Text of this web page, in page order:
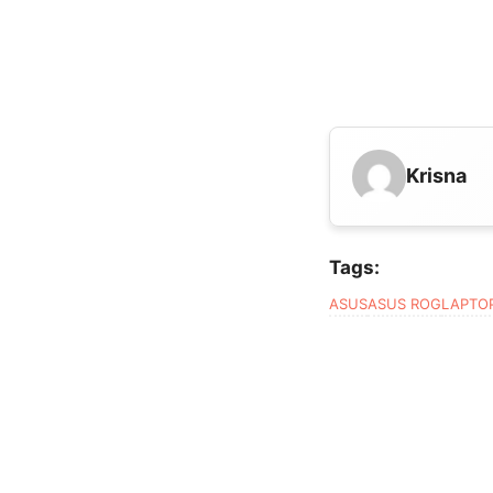
Krisna
Tags:
ASUSASUS ROG